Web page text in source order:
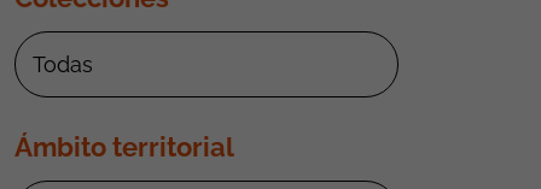
Ámbito territorial